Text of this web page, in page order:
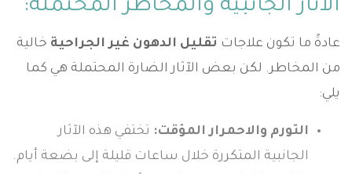
الآثار الجانبية والمخاطر المحتملة:
عادةً ما تكون علاجات تقليل الدهون غير الجراحية خالية
من المخاطر. لكن بعض الآثار الضارة المحتملة هي كما
يلي:
التورم والاحمرار المؤقت: تختفي هذه الآثار
الجانبية المتكررة خلال ساعات قليلة إلى بضعة أيام.